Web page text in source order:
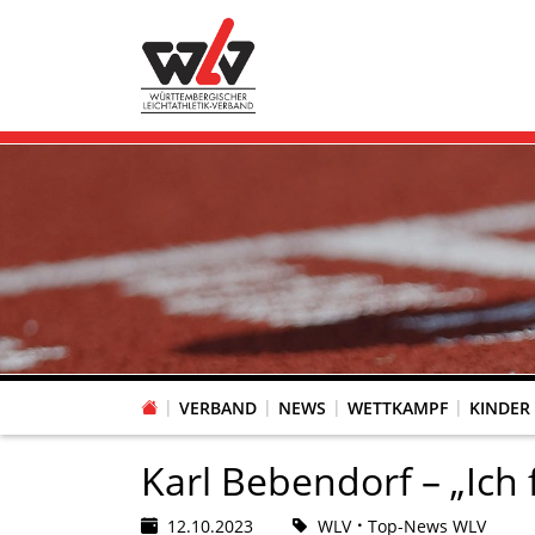
VERBAND NEWS WETTKAMPF
Karl Bebendorf – „Ich
12.10.2023 WLV Top-News WLV